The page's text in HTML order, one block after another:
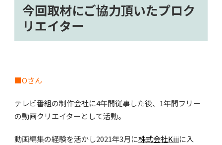
今回取材にご協力頂いたプロク
リエイター
■Oさん
テレビ番組の制作会社に4年間従事した後、1年間フリー
の動画クリエイターとして活動。
動画編集の経験を活かし2021年3月に株式会社Kiiiに入